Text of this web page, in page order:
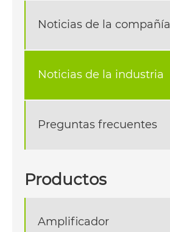
Noticias de la compañía
Noticias de la industria
Preguntas frecuentes
Productos
Amplificador